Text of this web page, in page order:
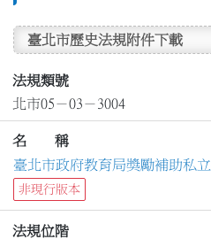
臺北市歷史法規附件下載
法規類號
北市05－03－3004
名 稱
臺北市政府教育局獎勵補助私
非現行版本
法規位階